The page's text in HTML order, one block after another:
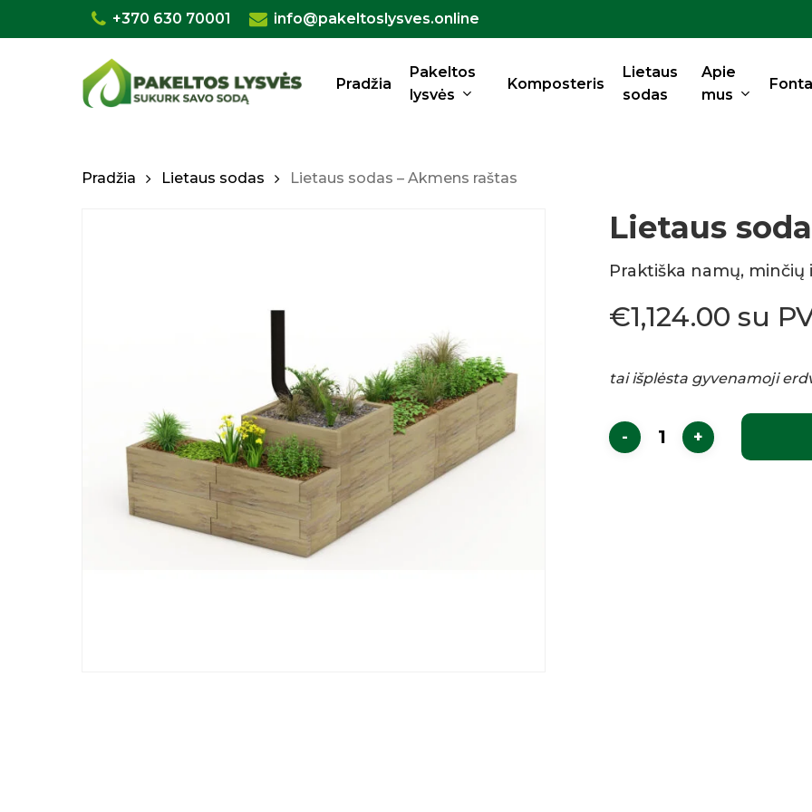
to
+370 630 70001 info@pakeltoslysves.online
Pradžia
Pakeltos
lysvės
Komposteris
Lietaus
sodas
Apie
mus
Krepšelis
Pradžia Lietaus sodas Lietaus sodas – Akmens raštas
Lietaus
Praktiška namų,
€1,124.00 su
tai išplėsta gyvenamoji